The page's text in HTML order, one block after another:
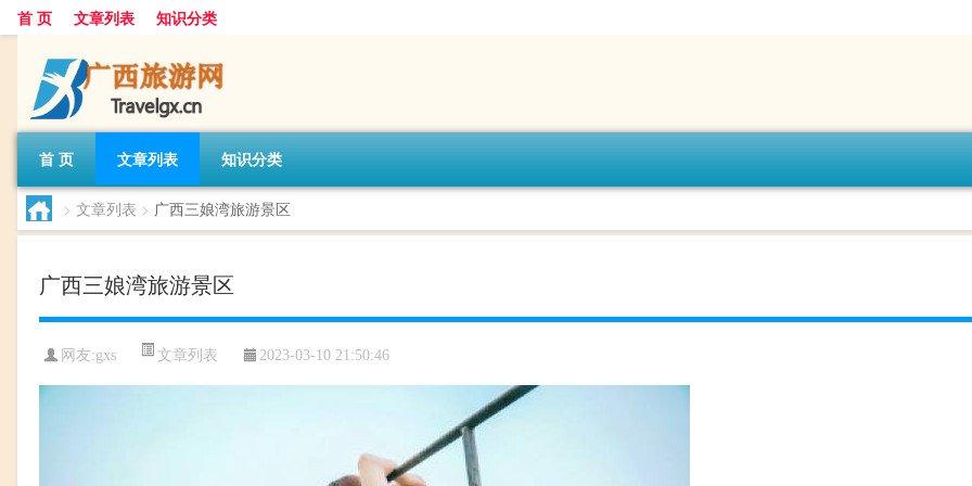
首 页 文章列表 知识分类
首 页 文章列表 知识分类
> 文章列表 > 广西三娘湾旅游景区
广西三娘湾旅游景区
网友:gxs 文章列表 2023-03-10 21:50:46